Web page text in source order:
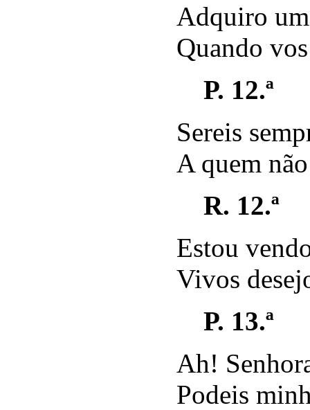
Adquiro
Quando
P. 12.ª
Sereis
A quem
R. 12.ª
Estou
Vivos
P. 13.ª
Ah!
Podeis